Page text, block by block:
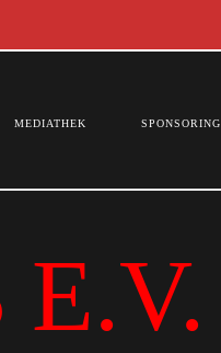
MEDIATHEK SPONSORING